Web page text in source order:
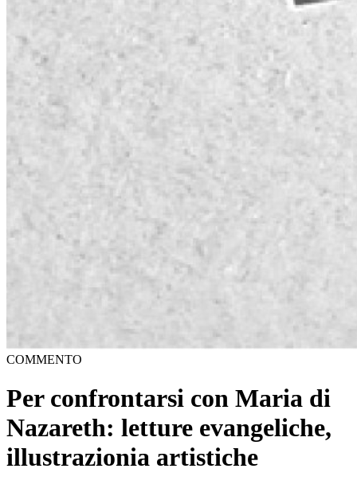
COMMENTO
Per confrontarsi con Maria di
Nazareth: letture evangeliche,
illustrazionia artistiche